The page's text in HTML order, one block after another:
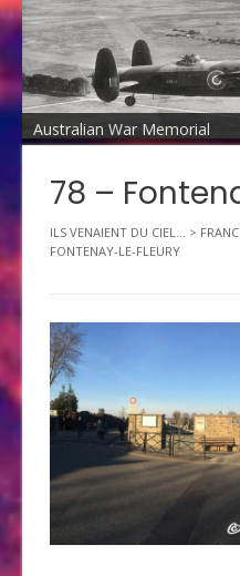
Australian War Memorial
78 –
ILS VENAIENT DU CIEL... >
FONTENAY-LE-FLEURY